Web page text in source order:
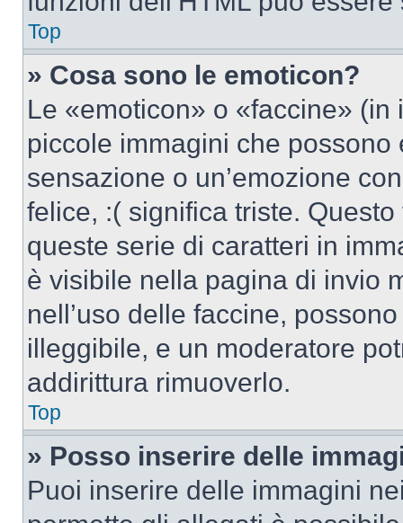
Top
» Cosa sono le emoticon?
Le «emoticon» o «faccine»
piccole immagini che
sensazione o un’emozione
felice, :( significa triste.
queste serie di caratteri in
è visibile nella pagina di invio
nell’uso delle faccine,
illeggibile, e un moderatore
addirittura rimuoverlo.
Top
» Posso inserire delle
Puoi inserire delle immagini